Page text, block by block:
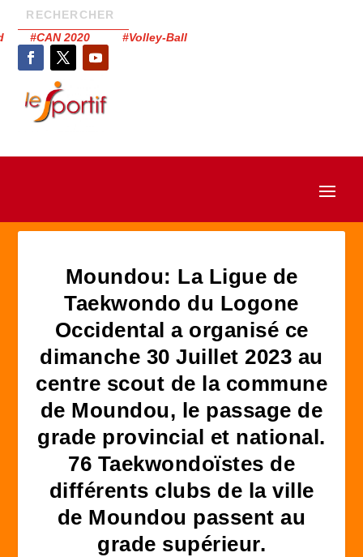
#CAN 2020 #Volley-Ball
Moundou: La Ligue de
Taekwondo du Logone
Occidental a organisé ce
dimanche 30 Juillet 2023 au
centre scout de la commune
de Moundou, le passage de
grade provincial et national.
76 Taekwondoïstes de
différents clubs de la ville
de Moundou passent au
grade supérieur.